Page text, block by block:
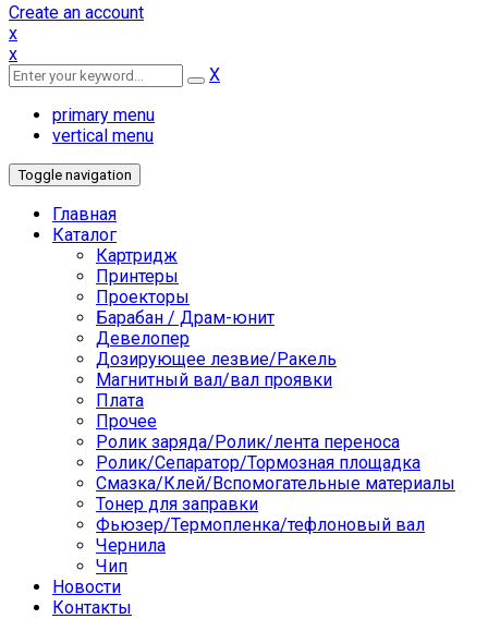
Create an account
x
x
X
primary menu
vertical menu
Toggle navigation
Главная
Каталог
Картридж
Принтеры
Проекторы
Барабан / Драм-юнит
Девелопер
Дозирующее лезвие/Ракель
Магнитный вал/вал проявки
Плата
Прочее
Ролик заряда/Ролик/лента переноса
Ролик/Сепаратор/Тормозная площадка
Смазка/Клей/Вспомогательные материалы
Тонер для заправки
Фьюзер/Термопленка/тефлоновый вал
Чернила
Чип
Новости
Контакты